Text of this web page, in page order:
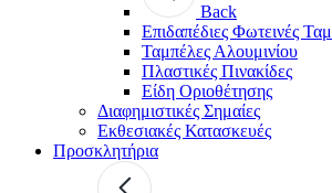
Back
Επιδαπέδιες Φωτεινές
Ταμπέλες Αλουμινίου
Πλαστικές Πινακίδες
Είδη Οριοθέτησης
Διαφημιστικές Σημαίες
Εκθεσιακές Κατασκευές
Προσκλητήρια